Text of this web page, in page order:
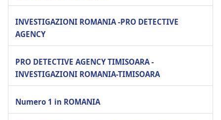
INVESTIGAZIONI ROMANIA -PRO DETECTIVE
AGENCY
PRO DETECTIVE AGENCY TIMISOARA -
INVESTIGAZIONI ROMANIA-TIMISOARA
Numero 1 in ROMANIA